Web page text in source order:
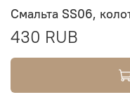
Смальта SS06,
430 RUB